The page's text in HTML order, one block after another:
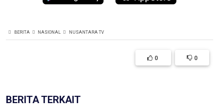
BERITA NASIONAL NUSANTARA TV
0 0
BERITA TERKAIT